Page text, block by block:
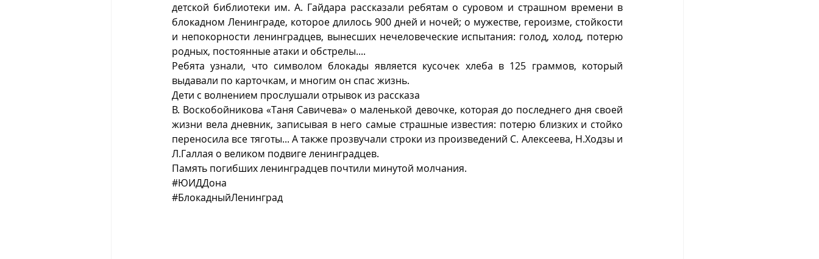
детской библиотеки им. А. Гайдара рассказали ребятам о суровом и страшном времени в
блокадном Ленинграде, которое длилось 900 дней и ночей; о мужестве, героизме, стойкости
и непокорности ленинградцев, вынесших нечеловеческие испытания: голод, холод, потерю
родных, постоянные атаки и обстрелы....
Ребята узнали, что символом блокады является кусочек хлеба в 125 граммов, который
выдавали по карточкам, и многим он спас жизнь.
Дети с волнением прослушали отрывок из рассказа
В. Воскобойникова «Таня Савичева» о маленькой девочке, которая до последнего дня своей
жизни вела дневник, записывая в него самые страшные известия: потерю близких и стойко
переносила все тяготы... А также прозвучали строки из произведений С. Алексеева, Н.Ходзы и
Л.Галлая о великом подвиге ленинградцев.
Память погибших ленинградцев почтили минутой молчания.
#ЮИДДона
#БлокадныйЛенинград